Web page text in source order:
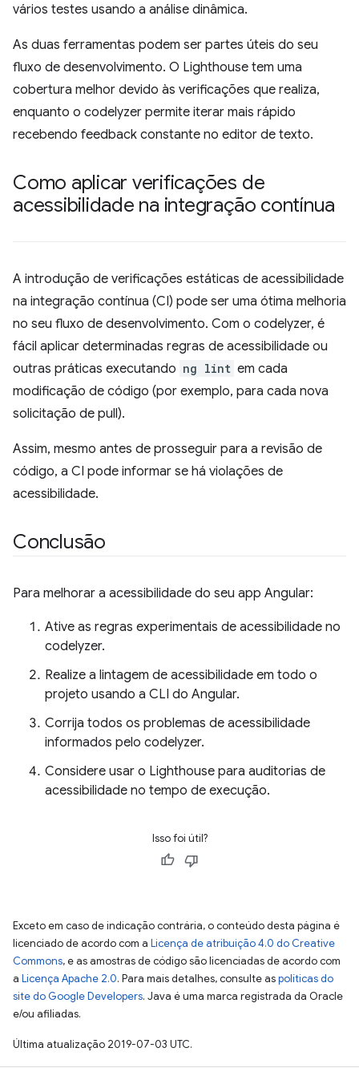
vários testes usando a análise dinâmica.
As duas ferramentas podem ser partes úteis do seu
fluxo de desenvolvimento. O Lighthouse tem uma
cobertura melhor devido às verificações que realiza,
enquanto o codelyzer permite iterar mais rápido
recebendo feedback constante no editor de texto.
Como aplicar verificações de
acessibilidade na integração contínua
A introdução de verificações estáticas de acessibilidade
na integração contínua (CI) pode ser uma ótima melhoria
no seu fluxo de desenvolvimento. Com o codelyzer, é
fácil aplicar determinadas regras de acessibilidade ou
outras práticas executando ng lint em cada
modificação de código (por exemplo, para cada nova
solicitação de pull).
Assim, mesmo antes de prosseguir para a revisão de
código, a CI pode informar se há violações de
acessibilidade.
Conclusão
Para melhorar a acessibilidade do seu app Angular:
Ative as regras experimentais de acessibilidade no
codelyzer.
Realize a lintagem de acessibilidade em todo o
projeto usando a CLI do Angular.
Corrija todos os problemas de acessibilidade
informados pelo codelyzer.
Considere usar o Lighthouse para auditorias de
acessibilidade no tempo de execução.
Isso foi útil?
Exceto em caso de indicação contrária, o conteúdo desta página é
licenciado de acordo com a Licença de atribuição 4.0 do Creative
Commons, e as amostras de código são licenciadas de acordo com
a Licença Apache 2.0. Para mais detalhes, consulte aspolíticas do
site do Google Developers. Java é uma marca registrada da Oracle
e/ou afiliadas.
Última atualização 2019-07-03 UTC.